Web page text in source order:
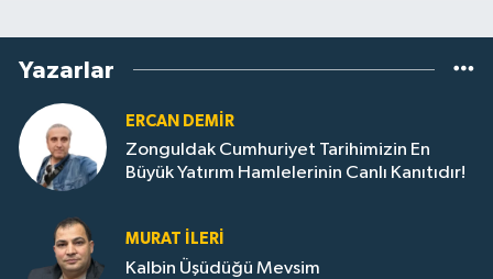
Yazarlar
ERCAN DEMIR
Zonguldak Cumhuriyet Tarihimizin En
Büyük Yatırım Hamlelerinin Canlı Kanıtıdır!
MURAT İLERI
Kalbin Üşüdüğü Mevsim